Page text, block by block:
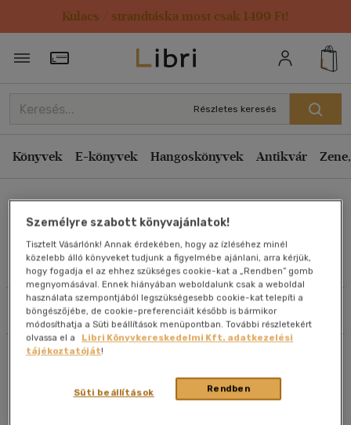
Kulacs / strandtáska most csak 1499 Ft!
Törzsvásárlói Kártya adatai
Részletes keresés
Könyvek E-könyvek Hangoskönyvek Antikvár
Művei
Szűrés Rendezés
Rendezés
Kiadás éve szerint csökkenő
Ár szerint csökkenő
Eladott darabszám szerint csökkenő
Eladott darabszám szerint növekvő
Cím szerint A-Z
Szerző szerint A-Z
Megjelenítés
20 db / oldal
Személyre szabott könyvajánlatok!
Tisztelt Vásárlónk! Annak érdekében, hogy az ízléséhez minél
közelebb álló könyveket tudjunk a figyelmébe ajánlani, arra kérjük,
hogy fogadja el az ehhez szükséges cookie-kat a „Rendben” gomb
megnyomásával. Ennek hiányában weboldalunk csak a weboldal
használata szempontjából legszükségesebb cookie-kat telepíti a
böngészőjébe, de cookie-preferenciáit később is bármikor
módosíthatja a Süti beállítások menüpontban. További részletekért
olvassa el a
Libri Könyvkereskedelmi Kft. adatkezelési
tájékoztatóját!
Rendben
Süti beállítások